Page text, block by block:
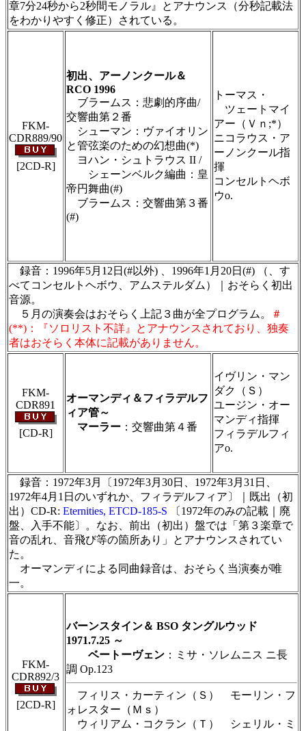
章7分24秒から2秒間モノラル』とアナウンス（分秒記載法
をわかりやすく修正）されている。
FKM-
CDR889/90
[2CD-R]
初出、アーノンクール＆
RCO 1996
ブラームス：悲劇的序曲/
交響曲第２番
シューマン：ヴァイオリン
と管弦楽のための幻想曲(*)
ヨハン・シュトラウス II /
シェーンベルク編曲：皇
帝円舞曲(#)
ブラームス：交響曲第３番
(#)
トーマス・
ツェートマイ
アー（Ｖｎ;*）
ニコラウス・ア
ーノンクール指
揮
コンセルトヘボ
ウo.
録音：1996年5月12日(#以外) 、1996年1月20日(#) （、す
べてコンセルトヘボウ、アムステルダム）｜おそらく初出
音源。
５月の演奏会はおそらく上記３曲が全プログラム。
＃
(**)：『ソロリスト不詳』とアナウンスされており、独奏
者はおそらく本体に記載がありません。
FKM-
CDR891
[CD-R]
オーマンディ＆フィラデルフ
ィア管～
マーラー ：交響曲第４番
イヴリン・マン
ダク（Ｓ）
ユージン・オー
マンディ指揮
フィラデルフィ
アo.
録音：1972年3月〔1972年3月30日、1972年3月31日、
1972年4月1日のいずれか、フィラデルフィア〕｜既出（初
出）CD-R: Eternities, ETCD-185-S 〔1972年のみの記載｜廃
盤、入手不能〕。なお、前出（初出）盤では「第３楽章で
音の乱れ、音飛び等の箇所あり」とアナウンスされてい
た。
オーマンディによる同曲録音は、おそらく当演奏が唯
一。
FKM-
CDR892/3
[2CD-R]
バーンスタイン＆ BSO タングルウッド
1971.7.25 ～
ベートーヴェン ：ミサ・ソレムニス ニ長
調 Op.123
フィリス・カーティン（Ｓ） モーリン・フ
ォレスター（Ｍｓ）
ウィリアム・コクラン（Ｔ） シェリル・ミ